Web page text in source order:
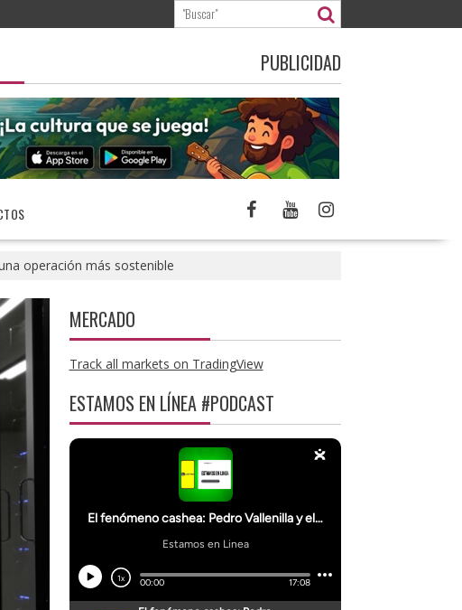
PUBLICIDAD
operación más sostenible
MERCADO
Track all markets on TradingView
ESTAMOS EN LÍNEA #PODCAST